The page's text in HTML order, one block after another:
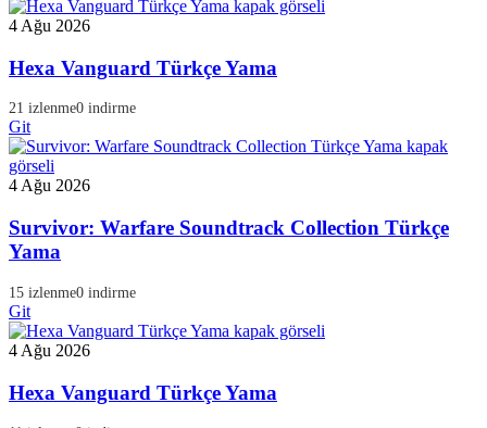
4 Ağu 2026
Hexa Vanguard Türkçe Yama
21 izlenme0 indirme
Git
4 Ağu 2026
Survivor: Warfare Soundtrack Collection Türkçe
Yama
15 izlenme0 indirme
Git
4 Ağu 2026
Hexa Vanguard Türkçe Yama